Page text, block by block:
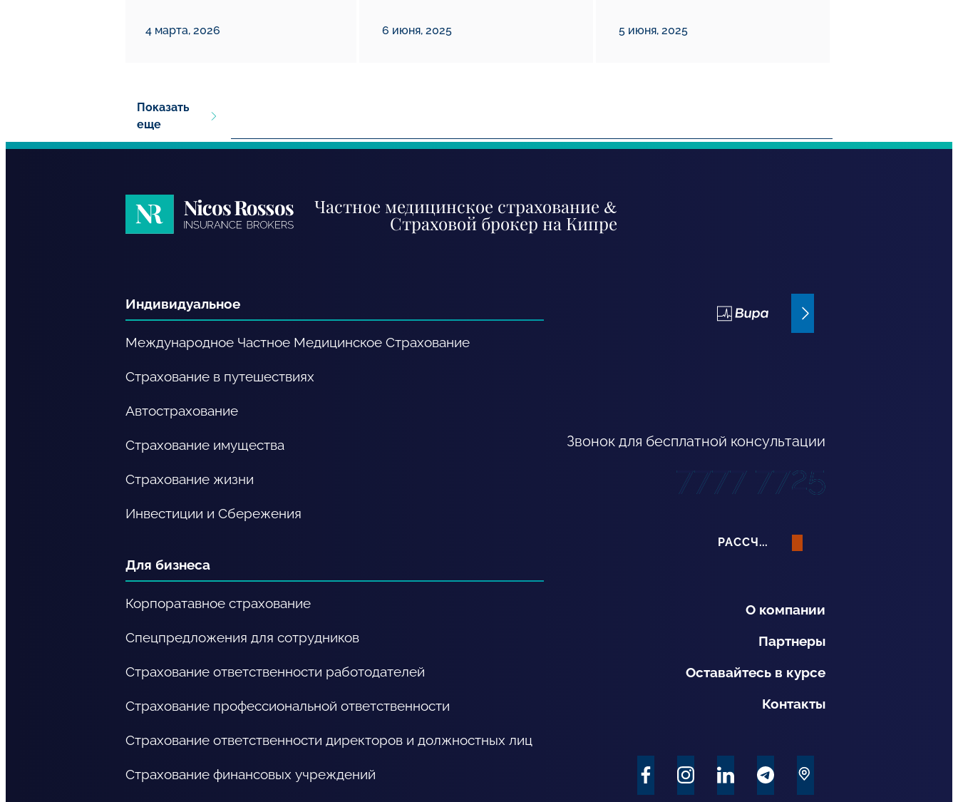
4 марта, 2026 6 июня, 2025 5 июня, 2025
Показать
еще
Частное медицинское страхование &
Страховой брокер на Кипре
Индивидуальное
Международное Частное Медицинское Cтрахование
Страхование в путешествиях
Автострахование
Страхование имущества
Страхование жизни
Инвестиции и Сбережения
Для бизнеса
Корпоратавное страхование
Спецпредложения для сотрудников
Страхование ответственности работодателей
Страхование профессиональной ответственности
Страхование ответственности директоров и должностных лиц
Страхование финансовых учреждений
Звонок для бесплатной консультации
7777 7725
РАССЧИТАТЬ СТРАХОВАНИЕ
О компании
Партнеры
Оставайтесь в курсе
Контакты